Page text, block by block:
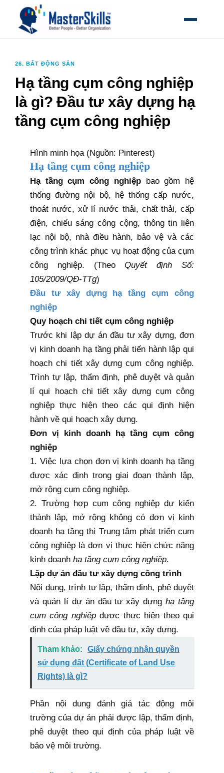
MỞ MENU
26. BẤT ĐỘNG SẢN
Hạ tầng cụm công nghiệp
là gì? Đầu tư xây dựng hạ
tầng cụm công nghiệp
Hình minh họa (Nguồn: Pinterest)
Hạ tầng cụm công nghiệp
Hạ tầng cụm công nghiệpbao gồm hệ
thống đường nội bộ, hệ thống cấp nước,
thoát nước, xử lí nước thải, chất thải, cấp
điện, chiếu sáng công cộng, thông tin liên
lạc nội bộ, nhà điều hành, bảo vệ và các
công trình khác phục vụ hoạt động của cụm
công nghiệp. (TheoQuyết định Số:
105/2009/QĐ-TTg)
Đầu tư xây dựng hạ tầng cụm công
nghiệp
Quy hoạch chi tiết cụm công nghiệp
Trước khi lập dự án đầu tư xây dựng, đơn
vị kinh doanh hạ tầng phải tiến hành lập qui
hoạch chi tiết xây dựng cụm công nghiệp.
Trình tự lập, thẩm định, phê duyệt và quản
lí qui hoạch chi tiết xây dựng cụm công
nghiệp thực hiện theo các qui địnhhiện
hành về qui hoạch xây dựng.
Đơn vị kinh doanh hạ tầng cụm công
nghiệp
1. Việc lựa chọn đơn vị kinh doanh hạ tầng
được xác định trong giai đoạn thành lập,
mở rộng cụm công nghiệp.
2. Trường hợp cụm công nghiệp dự kiến
thành lập, mở rộng không có đơn vị kinh
doanh hạ tầng thì Trung tâm phát triển cụm
công nghiệp là đơn vị thực hiện chức năng
kinh doanh hạ tầng cụm công nghiệp.
Lập dự án đầu tư xây dựng công trình
Nội dung, trình tự lập, thẩm định, phê duyệt
và quản lí dự án đầu tư xây dựnghạ tầng
cụm công nghiệpđược thực hiện theoqui
định của pháp luật về đầu tư, xây dựng.
Tham khảo:
Giấy chứng nhận quyền
sử dụng đất (Certificate of Land Use
Rights) là gì?
Phần nội dung đánh giá tác động môi
trường của dự án phải được lập, thẩm định,
phê duyệt theoqui địnhcủa pháp luật về
bảo vệ môi trường.